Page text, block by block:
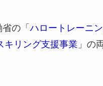
の「 ハロートレーニ
キリング支援事業 」の